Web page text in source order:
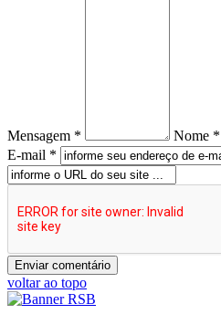
Mensagem *
Nome *
E-mail *
voltar ao topo